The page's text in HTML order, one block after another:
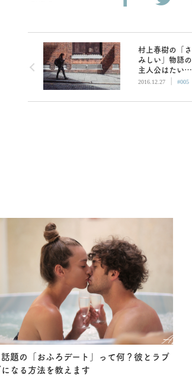
村上春樹の「さ
みしい」物語の
主人公はたいて
い都市で生活し
2016.12.27 | #005
話題の「おふろデート」って何？彼とラブ
になる方法を教えます